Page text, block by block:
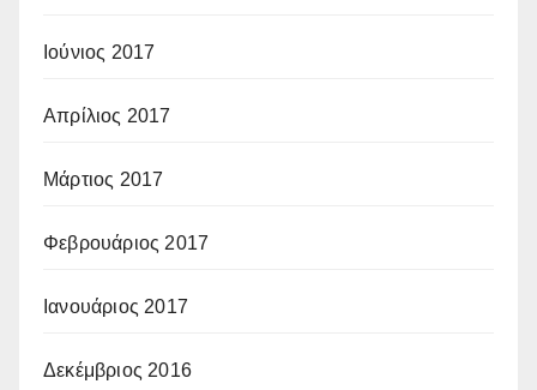
Ιούνιος 2017
Απρίλιος 2017
Μάρτιος 2017
Φεβρουάριος 2017
Ιανουάριος 2017
Δεκέμβριος 2016